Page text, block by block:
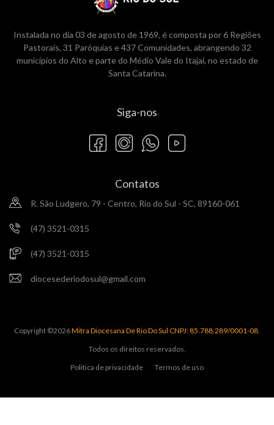
Instalada no dia 03 de agosto de 1969, é composta por 6 Regiões
Pastorais, 31 Paróquias e 437 Comunidades, abrangendo 32
municípios do Alto e parte do Médio Vale do Itajaí, no estado de
Santa Catarina.
Siga-nos
Contatos
R. São Ludgero, 79 - Centro, Rio do Sul - SC, 89160-061
(47) 3521-0315
(47) 3521-0315
diocesederiodosul@gmail.com
Copyright ©2026Mitra Diocesana De Rio Do Sul CNPJ: 85.788.289/0001-08
Todos os direitos reservados.
Politica de privacidade
Termos de uso